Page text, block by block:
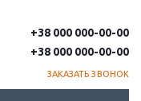
+38 000 000-00-00
+38 000 000-00-00
ЗАКАЗАТЬ ЗВОНОК